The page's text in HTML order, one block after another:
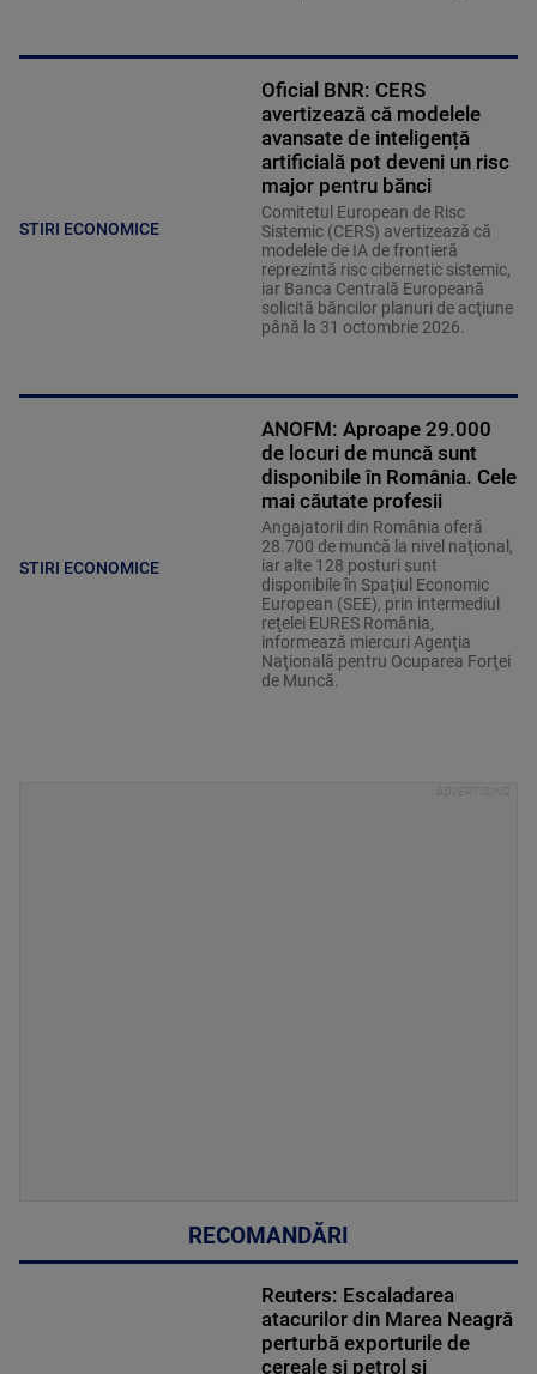
STIRI ECONOMICE
Oficial BNR: CERS
avertizează că modelele
avansate de inteligență
artificială pot deveni un risc
major pentru bănci
Comitetul European de Risc
Sistemic (CERS) avertizează că
modelele de IA de frontieră
reprezintă risc cibernetic sistemic,
iar Banca Centrală Europeană
solicită băncilor planuri de acţiune
până la 31 octombrie 2026.
STIRI ECONOMICE
ANOFM: Aproape 29.000
de locuri de muncă sunt
disponibile în România. Cele
mai căutate profesii
Angajatorii din România oferă
28.700 de muncă la nivel naţional,
iar alte 128 posturi sunt
disponibile în Spaţiul Economic
European (SEE), prin intermediul
reţelei EURES România,
informează miercuri Agenţia
Naţională pentru Ocuparea Forţei
de Muncă.
RECOMANDĂRI
Reuters: Escaladarea
atacurilor din Marea Neagră
perturbă exporturile de
cereale și petrol și